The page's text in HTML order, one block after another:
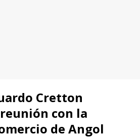
Cretton
con la
de Angol